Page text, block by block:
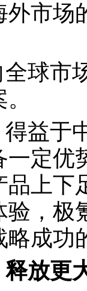
外市场
球市
益于
一定
品上
，极
略成功
放更